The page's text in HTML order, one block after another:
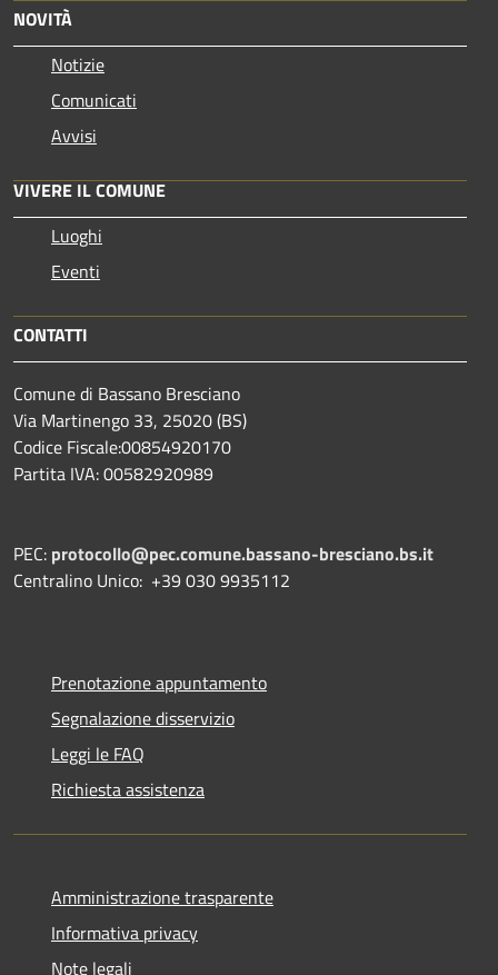
NOVITÀ
Notizie
Comunicati
Avvisi
VIVERE IL COMUNE
Luoghi
Eventi
CONTATTI
Comune di Bassano Bresciano
Via Martinengo 33, 25020 (BS)
Codice Fiscale:00854920170
Partita IVA: 00582920989
PEC: protocollo@pec.comune.bassano-bresciano.bs.it
Centralino Unico: +39 030 9935112
Prenotazione appuntamento
Segnalazione disservizio
Leggi le FAQ
Richiesta assistenza
Amministrazione trasparente
Informativa privacy
Note legali